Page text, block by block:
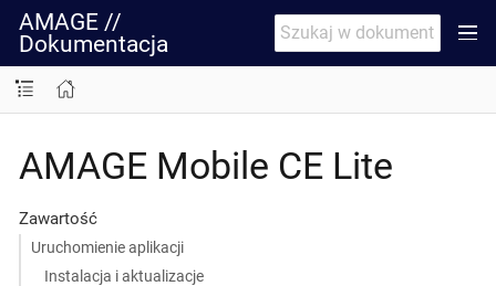
AMAGE //
Dokumentacja
AMAGE Mobile CE Lite
Zawartość
Uruchomienie aplikacji
Instalacja i aktualizacje